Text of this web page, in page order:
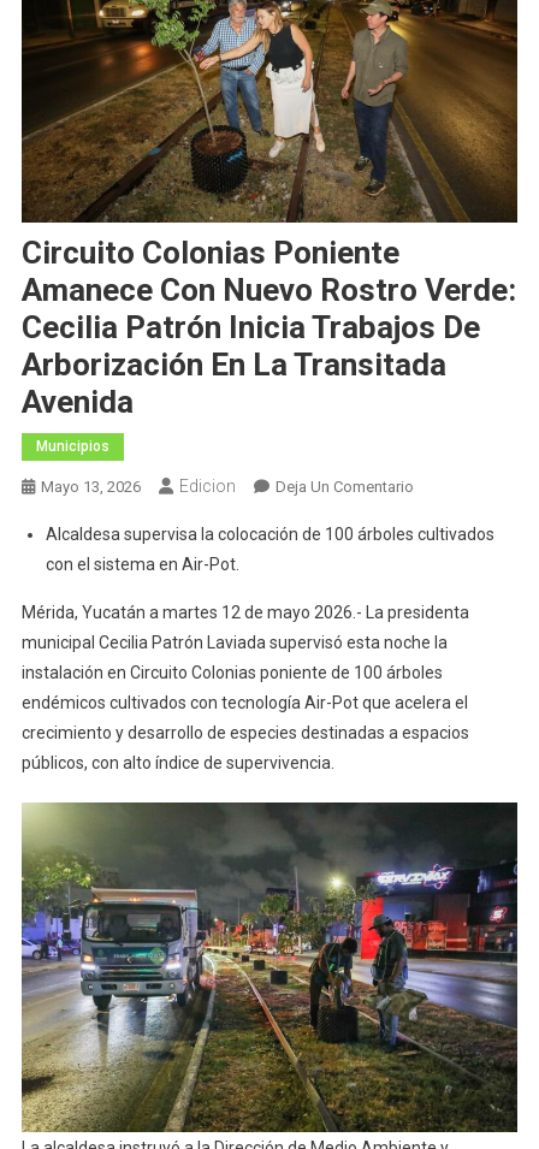
Circuito Colonias Poniente
Amanece Con Nuevo Rostro Verde:
Cecilia Patrón Inicia Trabajos De
Arborización En La Transitada
Avenida
Municipios
Mayo 13, 2026 Edicion Deja Un ComentarioEn
Colonias
Con
Nuevo
Rostro
Verde:
Cecilia
Arborización
En
La
Transitada
Avenida
Alcaldesa supervisa la colocación de 100 árboles cultivados
con el sistema en Air-Pot.
Mérida, Yucatán a martes 12 de mayo 2026.- La presidenta
municipal Cecilia Patrón Laviada supervisó esta noche la
instalación en Circuito Colonias poniente de 100 árboles
endémicos cultivados con tecnología Air-Pot que acelera el
crecimiento y desarrollo de especies destinadas a espacios
públicos, con alto índice de supervivencia.